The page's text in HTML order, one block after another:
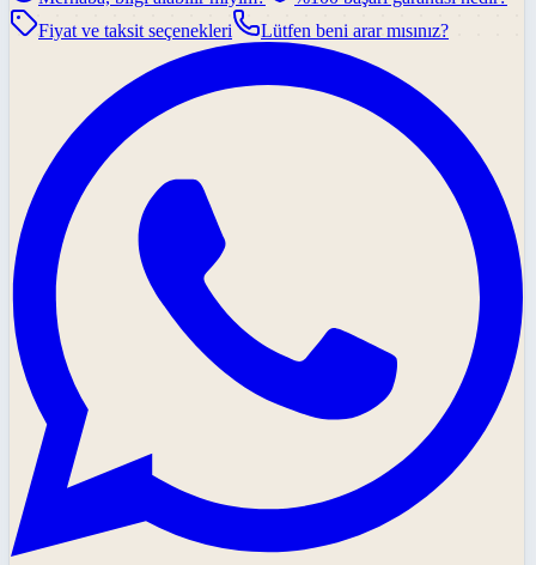
Fiyat ve taksit seçenekleri
Lütfen beni arar mısınız?